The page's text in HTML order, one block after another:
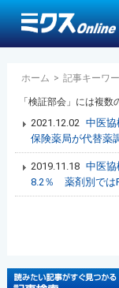
ホーム > 記事キーワ
「検証部会」には複数
2021.12.02 中医
保険薬局が代替
2019.11.18 中医
8.2％ 薬剤別では